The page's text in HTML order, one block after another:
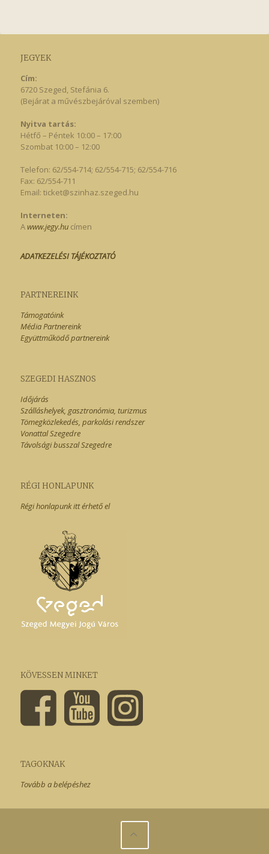
JEGYEK
Cím:
6720 Szeged, Stefánia 6.
(Bejárat a művészbejáróval szemben)
Nyitva tartás:
Hétfő – Péntek 10:00 – 17:00
Szombat 10:00 – 12:00
Telefon: 62/554-714; 62/554-715; 62/554-716
Fax: 62/554-711
Email: ticket@szinhaz.szeged.hu
Interneten:
Awww.jegy.hucímen
ADATKEZELÉSI TÁJÉKOZTATÓ
PARTNEREINK
Támogatóink
Média Partnereink
Együttműködő partnereink
SZEGEDI HASZNOS
Időjárás
Szálláshelyek, gasztronómia, turizmus
Tömegközlekedés, parkolási rendszer
Vonattal Szegedre
Távolsági busszal Szegedre
RÉGI HONLAPUNK
Régi honlapunk itt érhető el
KÖVESSEN MINKET
TAGOKNAK
Tovább a belépéshez